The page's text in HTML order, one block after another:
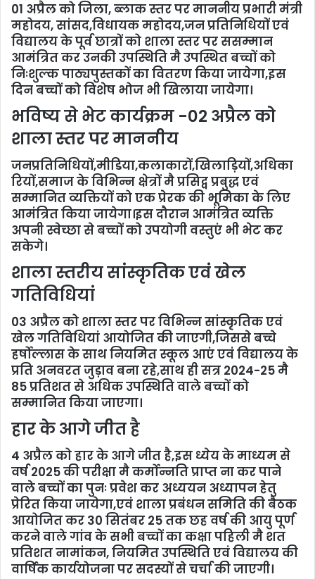
01 अप्रैल को जिला, ब्लाक स्तर पर माननीय प्रभारी मंत्री
महोदय, सांसद,विधायक महोदय,जन प्रतिनिधियों एवं
विद्यालय के पूर्व छात्रों को शाला स्तर पर ससम्मान
आमंत्रित कर उनकी उपस्थिति मै उपस्थित बच्चों को
निःशुल्क पाठ्यपुस्तकों का वितरण किया जायेगा,इस
दिन बच्चों को विशेष भोज भी खिलाया जायेगा।
भविष्य से भेट कार्यक्रम -02 अप्रैल को
शाला स्तर पर माननीय
जनप्रतिनिधियों,मीडिया,कलाकारों,खिलाड़ियों,अधिका
रियों,समाज के विभिन्न क्षेत्रों मै प्रसिद्व प्रबुद्ध एवं
सम्मानित व्यक्तियों को एक प्रेरक की भूमिका के लिए
आमंत्रित किया जायेगा।इस दौरान आमंत्रित व्यक्ति
अपनी स्वेच्छा से बच्चों को उपयोगी वस्तुएं भी भेट कर
सकेगे।
शाला स्तरीय सांस्कृतिक एवं खेल
गतिविधियां
03 अप्रैल को शाला स्तर पर विभिन्न सांस्कृतिक एवं
खेल गतिविधियां आयोजित की जाएगी,जिससे बच्चे
हर्षोल्लास के साथ नियमित स्कूल आएं एवं विद्यालय के
प्रति अनवरत जुड़ाव बना रहे,साथ ही सत्र 2024-25 मै
85 प्रतिशत से अधिक उपस्थिति वाले बच्चों को
सम्मानित किया जाएगा।
हार के आगे जीत है
4 अप्रैल को हार के आगे जीत है,इस ध्येय के माध्यम से
वर्ष 2025 की परीक्षा मै कर्मोन्नति प्राप्त ना कर पाने
वाले बच्चों का पुनः प्रवेश कर अध्ययन अध्यापन हेतु
प्रेरित किया जायेगा,एवं शाला प्रबंधन समिति की बैठक
आयोजित कर 30 सितंबर 25 तक छह वर्ष की आयु पूर्ण
करने वाले गांव के सभी बच्चों का कक्षा पहिली मै शत
प्रतिशत नामांकन, नियमित उपस्थिति एवं विद्यालय की
वार्षिक कार्ययोजना पर सदस्यों से चर्चा की जाएगी।